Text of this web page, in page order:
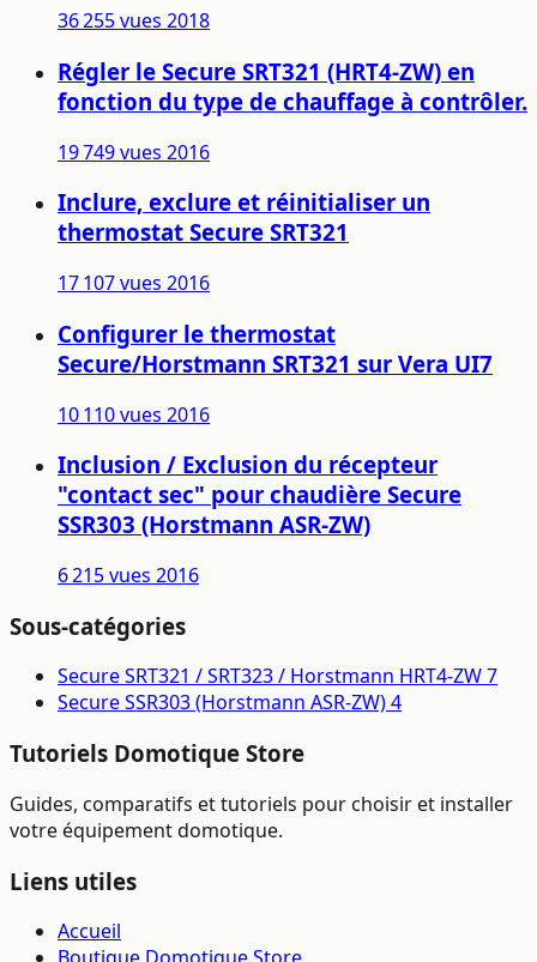
36 255 vues 2018
Régler le Secure SRT321 (HRT4-ZW) en
fonction du type de chauffage à contrôler.
19 749 vues 2016
Inclure, exclure et réinitialiser un
thermostat Secure SRT321
17 107 vues 2016
Configurer le thermostat
Secure/Horstmann SRT321 sur Vera UI7
10 110 vues 2016
Inclusion / Exclusion du récepteur
"contact sec" pour chaudière Secure
SSR303 (Horstmann ASR-ZW)
6 215 vues 2016
Sous-catégories
Secure SRT321 / SRT323 / Horstmann HRT4-ZW7
Secure SSR303 (Horstmann ASR-ZW)4
Tutoriels Domotique Store
Guides, comparatifs et tutoriels pour choisir et installer
votre équipement domotique.
Liens utiles
Accueil